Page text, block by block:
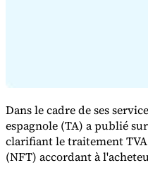
Dans le cadre de ses
espagnole (TA) a publié
clarifiant le traitement
(NFT) accordant à